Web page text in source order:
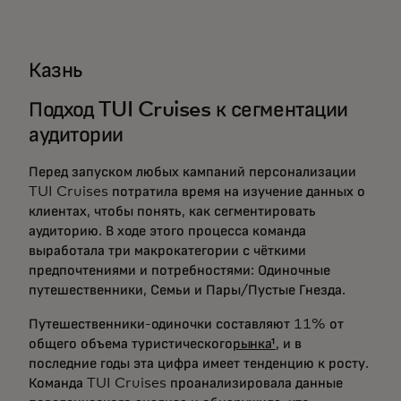
Казнь
Подход TUI Cruises к сегментации
аудитории
Перед запуском любых кампаний персонализации
TUI Cruises потратила время на изучение данных о
клиентах, чтобы понять, как сегментировать
аудиторию. В ходе этого процесса команда
выработала три макрокатегории с чёткими
предпочтениями и потребностями: Одиночные
путешественники, Семьи и Пары/Пустые Гнезда.
Путешественники-одиночки составляют 11% от
общего объема туристическогорынка¹, и в
последние годы эта цифра имеет тенденцию к росту.
Команда TUI Cruises проанализировала данные